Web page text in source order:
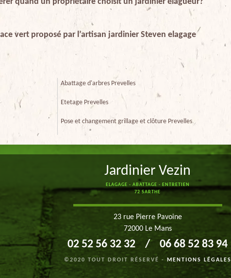
vert proposé par l’artisan jardinier Steven elagage
Abattage d'arbres Prevelles
Etetage Prevelles
Pose et changement grillage et clôture Prevelles
Jardinier Vezin
ELAGAGE - ABATTAGE - ENTRETIEN
72 SARTHE
23 rue Pierre Pavoine
72000 Le Mans
02 52 56 32 32 / 06 68 52 83 94
©2020 TOUT DROIT RÉSERVÉ - MENTIONS LÉGALES